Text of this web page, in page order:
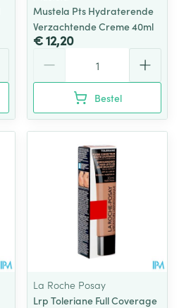
Mustela Pts Hydraterende
Verzachtende Creme 40ml
€ 12,20
Bestel
La Roche Posay
Lrp Toleriane Full Coverage